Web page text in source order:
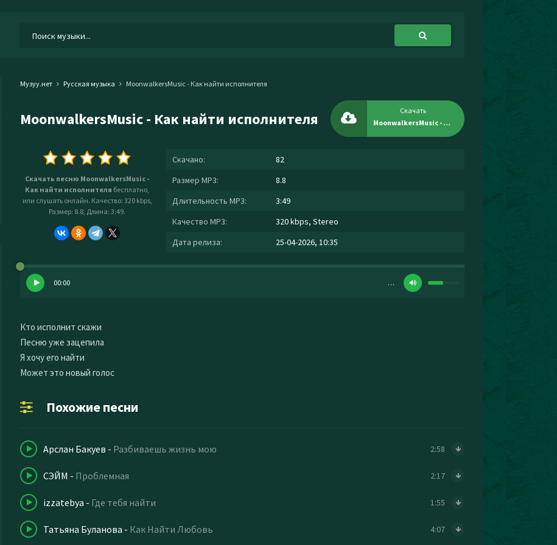
Музуу.нет Русская музыка MoonwalkersMusic - Как найти исполнителя
MoonwalkersMusic - Как найти исполнителя
Скачать
MoonwalkersMusic - Как найти исполнителя
Скачать песню MoonwalkersMusic -
Как найти исполнителя бесплатно,
или слушать онлайн. Качество: 320 kbps,
Размер: 8.8, Длина: 3:49.
Скачано:
82
Размер MP3:
8.8
Длительность MP3:
3:49
Качество MP3:
320 kbps, Stereo
Дата релиза:
25-04-2026, 10:35
00:00 …
Кто исполнит скажи
Песню уже зацепила
Я хочу его найти
Может это новый голос
Похожие песни
Арслан Бакуев - Разбиваешь жизнь мою 2:58
СЭЙМ - Проблемная 2:17
izzatebya - Где тебя найти 1:55
Татьяна Буланова - Как Найти Любовь 4:07